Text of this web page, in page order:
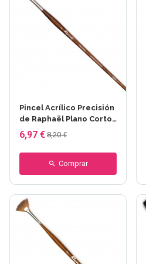
Pincel Acrílico Precisión
de Raphaël Plano Corto
- Serie 8938
6,97 € 8,20 €
Comprar